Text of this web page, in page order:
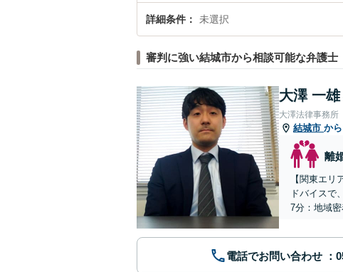
詳細条件 未選択
審判に強い結城市から相談可能な弁護士
大澤 一雄
大澤法律事務所
結城市 か
離
【関東エ
ドバイスで
7分：地域密
電話でお問い合わせ